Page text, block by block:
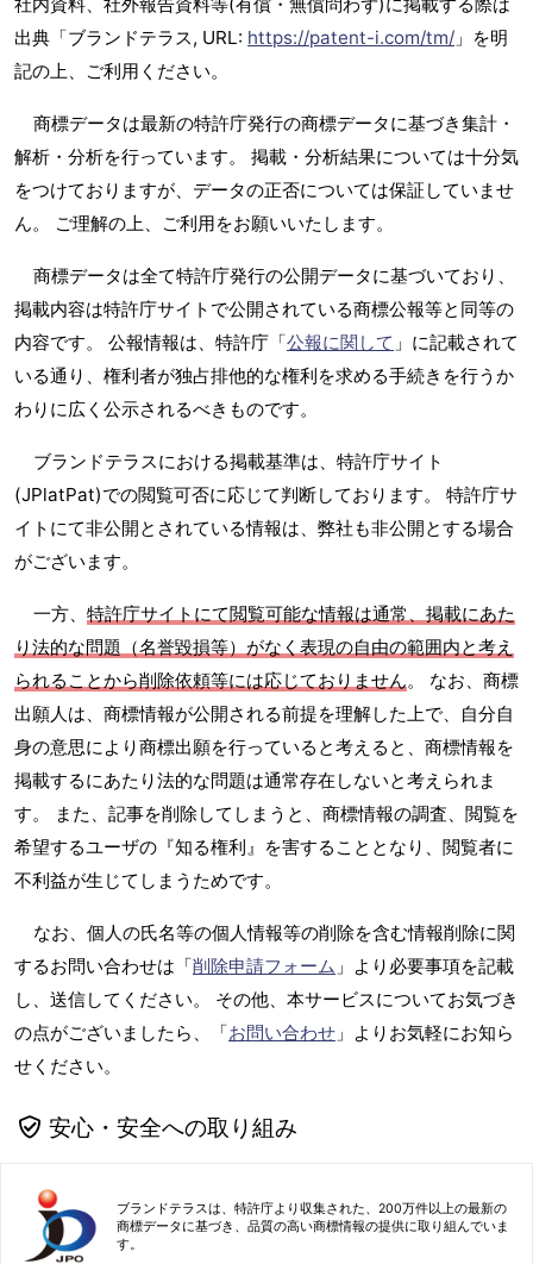
社内資料、社外報告資料等(有償・無償問わず)に掲載する際は
出典「ブランドテラス, URL: https://patent-i.com/tm/ 」を明
記の上、ご利用ください。
商標データは最新の特許庁発行の商標データに基づき集計・
解析・分析を行っています。 掲載・分析結果については十分気
をつけておりますが、データの正否については保証していませ
ん。 ご理解の上、ご利用をお願いいたします。
商標データは全て特許庁発行の公開データに基づいており、
掲載内容は特許庁サイトで公開されている商標公報等と同等の
内容です。 公報情報は、特許庁「公報に関して 」に記載されて
いる通り、権利者が独占排他的な権利を求める手続きを行うか
わりに広く公示されるべきものです。
ブランドテラスにおける掲載基準は、特許庁サイト
(JPlatPat)での閲覧可否に応じて判断しております。 特許庁サ
イトにて非公開とされている情報は、弊社も非公開とする場合
がございます。
一方、 特許庁サイトにて閲覧可能な情報は通常、掲載にあた
り法的な問題（名誉毀損等）がなく表現の自由の範囲内と考え
られることから削除依頼等には応じておりません。 なお、商標
出願人は、商標情報が公開される前提を理解した上で、自分自
身の意思により商標出願を行っていると考えると、商標情報を
掲載するにあたり法的な問題は通常存在しないと考えられま
す。 また、記事を削除してしまうと、商標情報の調査、閲覧を
希望するユーザの『知る権利』を害することとなり、閲覧者に
不利益が生じてしまうためです。
なお、個人の氏名等の個人情報等の削除を含む情報削除に関
するお問い合わせは「削除申請フォーム 」より必要事項を記載
し、送信してください。 その他、本サービスについてお気づき
の点がございましたら、「お問い合わせ 」よりお気軽にお知ら
せください。
安心・安全への取り組み
ブランドテラスは、特許庁より収集された、200万件以上の最新の
商標データに基づき、品質の高い商標情報の提供に取り組んでいま
す。